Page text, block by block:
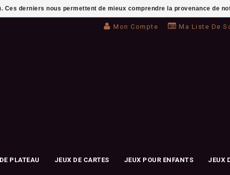
Mon Compte Ma Liste De
PLATEAU JEUX DE CARTES JEUX POUR ENFANTS JEUX
derniers nous permettent de mieux comprendre la provenance de